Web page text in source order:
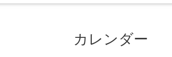
カレンダー